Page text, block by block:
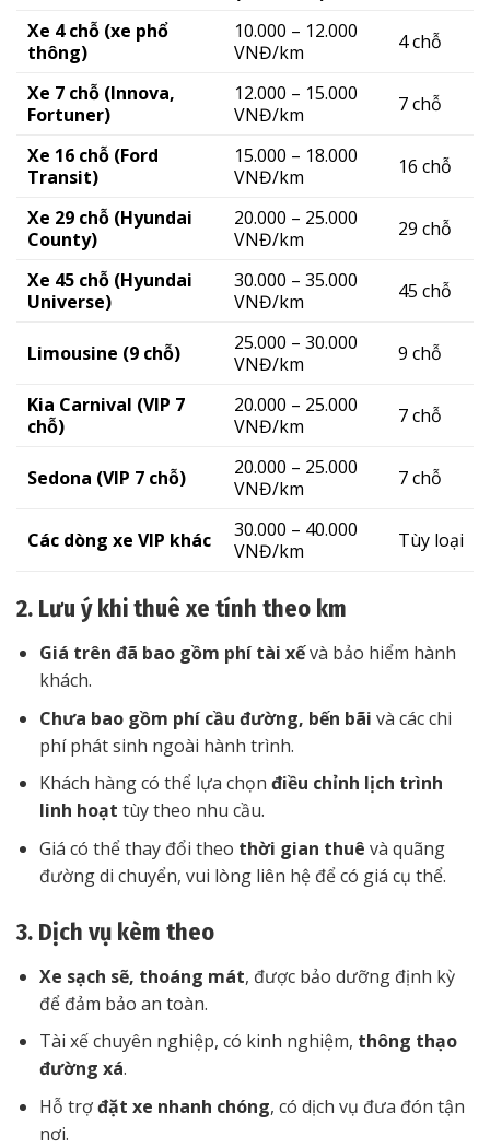
Xe 4 chỗ (xe phổ
thông)
10.000 – 12.000
VNĐ/km
4 chỗ
Xe 7 chỗ (Innova,
Fortuner)
12.000 – 15.000
VNĐ/km
7 chỗ
Xe 16 chỗ (Ford
Transit)
15.000 – 18.000
VNĐ/km
16 chỗ
Xe 29 chỗ (Hyundai
County)
20.000 – 25.000
VNĐ/km
29 chỗ
Xe 45 chỗ (Hyundai
Universe)
30.000 – 35.000
VNĐ/km
45 chỗ
Limousine (9 chỗ)
25.000 – 30.000
VNĐ/km
9 chỗ
Kia Carnival (VIP 7
chỗ)
20.000 – 25.000
VNĐ/km
7 chỗ
Sedona (VIP 7 chỗ)
20.000 – 25.000
VNĐ/km
7 chỗ
Các dòng xe VIP khác
30.000 – 40.000
VNĐ/km
Tùy loại
2. Lưu ý khi thuê xe tính theo km
Giá trên đã bao gồm phí tài xếvà bảo hiểm hành
khách.
Chưa bao gồm phí cầu đường, bến bãi và các chi
phí phát sinh ngoài hành trình.
Khách hàng có thể lựa chọn điều chỉnh lịch trình
linh hoạt tùy theo nhu cầu.
Giá có thể thay đổi theo thời gian thuê và quãng
đường di chuyển, vui lòng liên hệ để có giá cụ thể.
3. Dịch vụ kèm theo
Xe sạch sẽ, thoáng mát, được bảo dưỡng định kỳ
để đảm bảo an toàn.
Tài xế chuyên nghiệp, có kinh nghiệm, thông thạo
đường xá.
Hỗ trợđặt xe nhanh chóng, có dịch vụ đưa đón tận
nơi.